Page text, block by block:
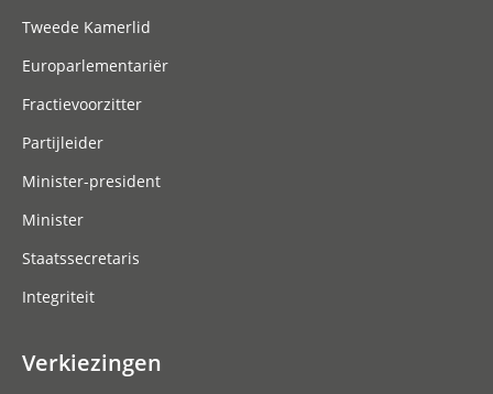
Tweede Kamerlid
Europarlementariër
Fractievoorzitter
Partijleider
Minister-president
Minister
Staatssecretaris
Integriteit
Verkiezingen